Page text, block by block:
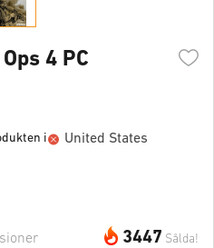
4 PC
i United States
3447 Sålda!